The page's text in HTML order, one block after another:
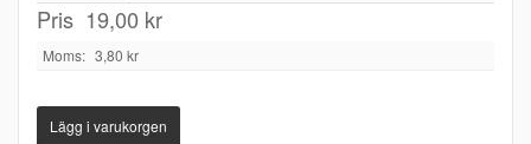
Pris 19,00 kr
Moms: 3,80 kr